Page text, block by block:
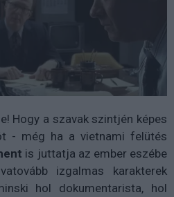
Hogy a szavak szintjén képes
- még ha a vietnami felütés
is juttatja az ember eszébe
izgalmas karakterek
hol dokumentarista, hol